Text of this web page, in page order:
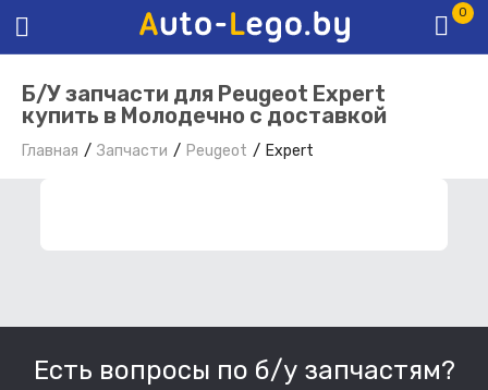
0
Б/У запчасти для Peugeot Expert
купить в Молодечно с доставкой
Главная Запчасти Peugeot Expert
Есть вопросы по б/у запчастям?